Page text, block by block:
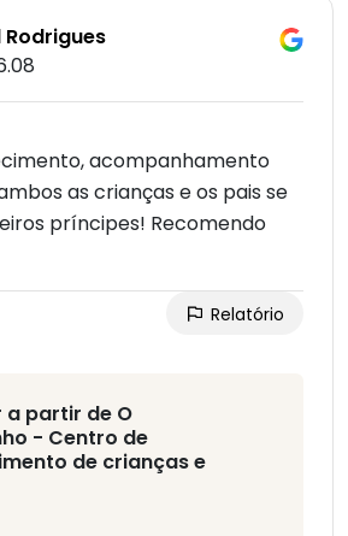
Rodrigues
acompanhamento
as crianças e os pais se
príncipes! Recomendo
Relatório
a partir de O
- Centro de
de crianças e